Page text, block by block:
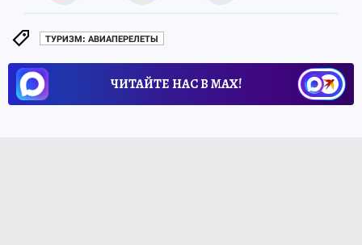
ТУРИЗМ: АВИАПЕРЕЛЕТЫ
ЧИТАЙТЕ НАС В МАХ!